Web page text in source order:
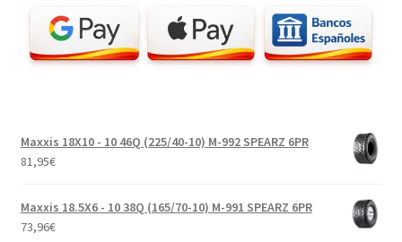
Maxxis 18X10 - 10 46Q (225/40-10) M-992 SPEARZ 6PR
81,95€
Maxxis 18.5X6 - 10 38Q (165/70-10) M-991 SPEARZ 6PR
73,96€